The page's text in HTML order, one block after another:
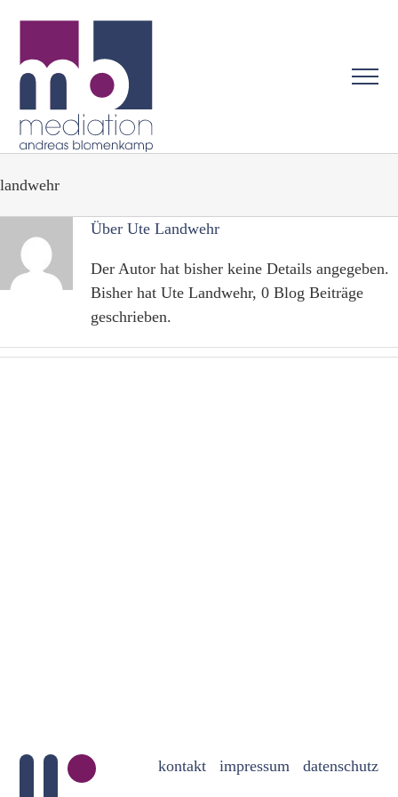
springen
landwehr
Über Ute Landwehr
Der Autor hat bisher keine Details angegeben.
Bisher hat Ute Landwehr, 0 Blog Beiträge
geschrieben.
kontakt impressum datenschutz